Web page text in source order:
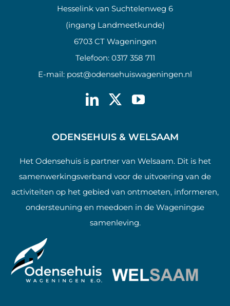
Hesselink van Suchtelenweg 6
(ingang Landmeetkunde)
6703 CT Wageningen
Telefoon: 0317 358 711
E-mail: post@odensehuiswageningen.nl
ODENSEHUIS & WELSAAM
Het Odensehuis is partner van Welsaam. Dit is het
samenwerkingsverband voor de uitvoering van de
activiteiten op het gebied van ontmoeten, informeren,
ondersteuning en meedoen in de Wageningse
samenleving.